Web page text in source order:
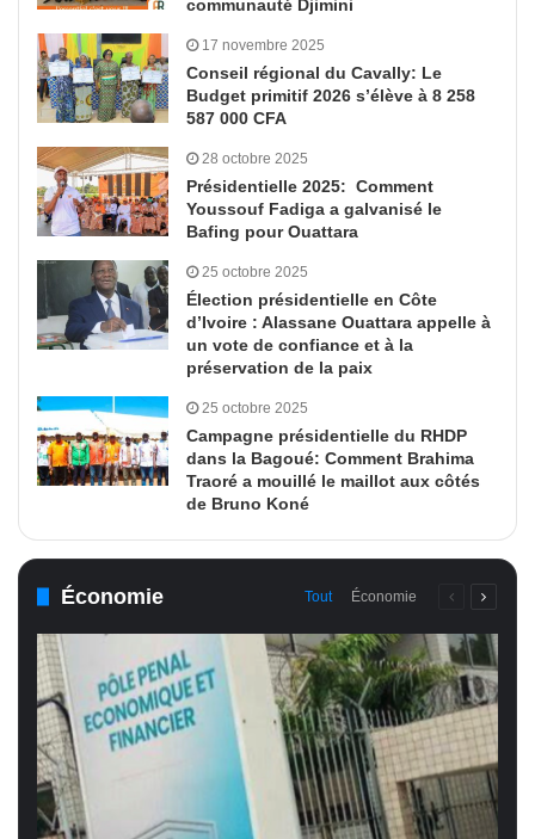
communauté Djimini
17 novembre 2025
Conseil régional du Cavally: Le
Budget primitif 2026 s’élève à 8 258
587 000 CFA
28 octobre 2025
Présidentielle 2025: Comment
Youssouf Fadiga a galvanisé le
Bafing pour Ouattara
25 octobre 2025
Élection présidentielle en Côte
d’Ivoire : Alassane Ouattara appelle à
un vote de confiance et à la
préservation de la paix
25 octobre 2025
Campagne présidentielle du RHDP
dans la Bagoué: Comment Brahima
Traoré a mouillé le maillot aux côtés
de Bruno Koné
Économie Tout Économie
PagePage